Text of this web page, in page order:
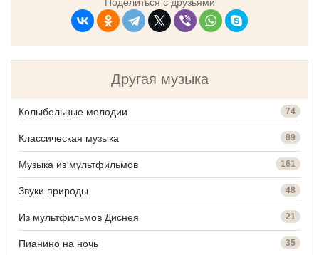
Поделиться с друзьями
Другая музыка
Колыбельные мелодии 74
Классическая музыка 89
Музыка из мультфильмов 161
Звуки природы 48
Из мультфильмов Диснея 21
Пианино на ночь 35